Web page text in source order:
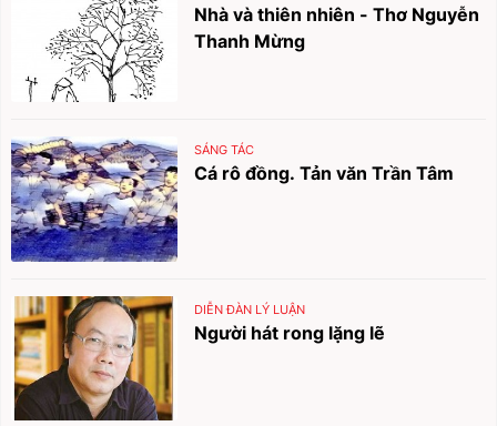
Nhà và thiên nhiên - Thơ Nguyễn
Thanh Mừng
SÁNG TÁC
Cá rô đồng. Tản văn Trần Tâm
DIỄN ĐÀN LÝ LUẬN
Người hát rong lặng lẽ